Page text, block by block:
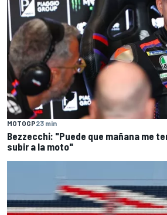
MOTOGP23 min
Bezzecchi: "Puede que mañana me
subir a la moto"